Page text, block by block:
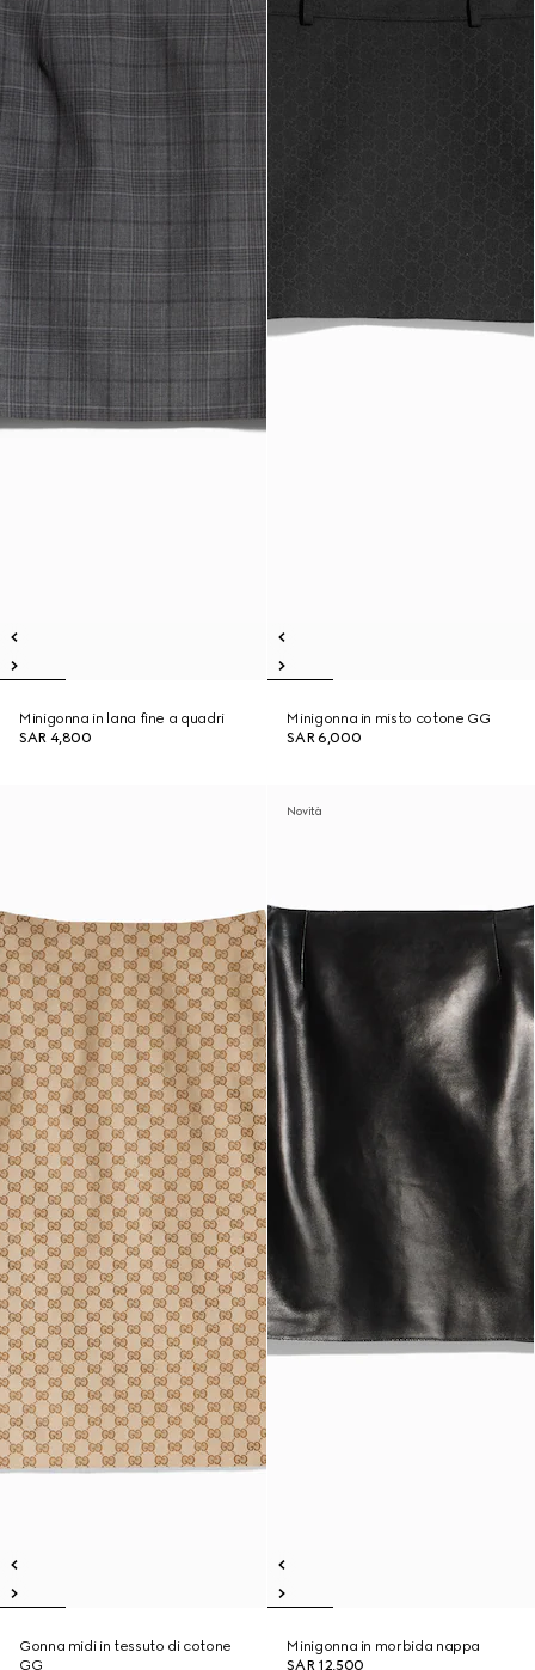
Minigonna in lana fine a quadri
SAR 4,800
Minigonna in misto cotone GG
SAR 6,000
Gonna midi in tessuto di cotone
GG
Novità
Minigonna in morbida nappa
SAR 12,500